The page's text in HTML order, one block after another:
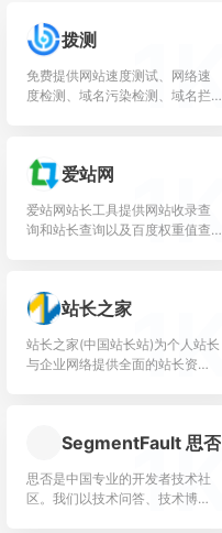
拨测
免费提供网站速度测试、网络速
度检测、域名污染检测、域名拦
1K
爱站网
爱站网站长工具提供网站收录查
询和站长查询以及百度权重值查
询，百度收录查询等
1K
站长之家
站长之家(中国站长站)为个人站长
与企业网络提供全面的站长资
及一...
1K
SegmentFault 思否
思否是中国专业的开发者技术社
区。我们以技术问答、技术博
1K